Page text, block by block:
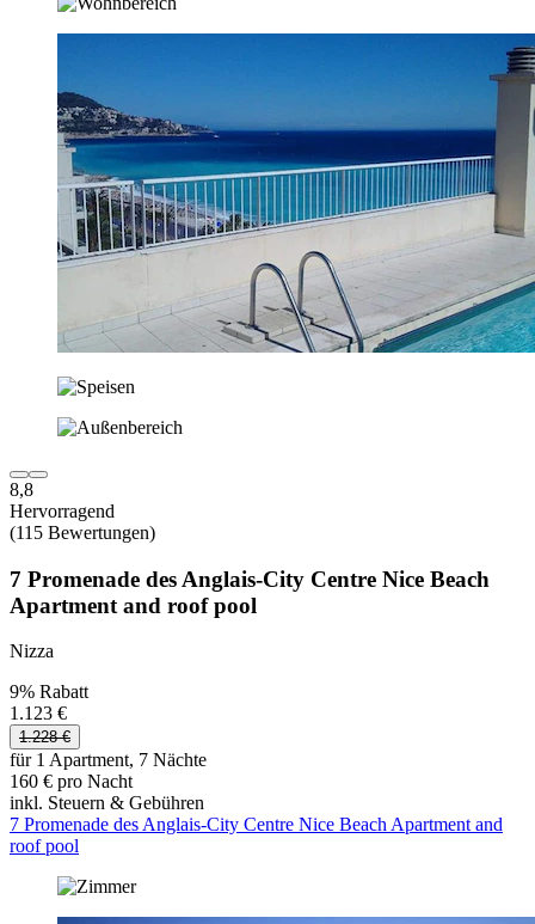
8,8
Hervorragend
(115 Bewertungen)
7 Promenade des Anglais-City Centre Nice Beach
Apartment and roof pool
Nizza
9% Rabatt
1.123 €
1.228 €
für 1 Apartment, 7 Nächte
160 € pro Nacht
inkl. Steuern & Gebühren
7 Promenade des Anglais-City Centre Nice Beach Apartment and
roof pool